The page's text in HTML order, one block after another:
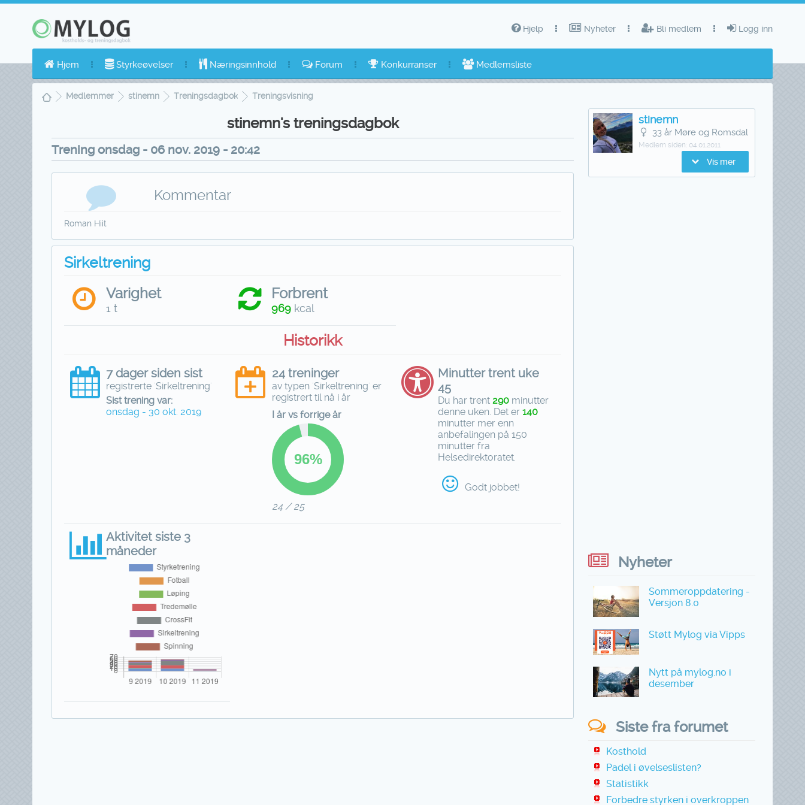
Logg inn
Bli medlem
Nyheter
Hjelp
Hjem Styrkeøvelser Næringsinnhold Forum Konkurranser Medlemsliste
Medlemmer stinemn Treningsdagbok Treningsvisning
stinemn's treningsdagbok
Trening onsdag - 06 nov. 2019 - 20:42
Kommentar
Roman Hiit
Sirkeltrening
Varighet
1 t
Forbrent
969 kcal
Historikk
7 dager siden sist
registrerte 'Sirkeltrening'
Sist trening var:
onsdag - 30 okt. 2019
24 treninger
av typen 'Sirkeltrening' er
registrert til nå i år
I år vs forrige år
24 / 25
Minutter trent uke
45
Du har trent290 minutter
denne uken. Det er140
minutter mer enn
anbefalingen på 150
minutter fra
Helsedirektoratet.
Godt jobbet!
Aktivitet siste 3
måneder
stinemn
33 år Møre og Romsdal
Medlem siden: 04.01.2011
Vis mer
Nyheter
Sommeroppdatering -
Versjon 8.0
Støtt Mylog via Vipps
Nytt på mylog.no i
desember
Siste fra forumet
Kosthold
Padel i øvelseslisten?
Statistikk
Forbedre styrken i overkroppen